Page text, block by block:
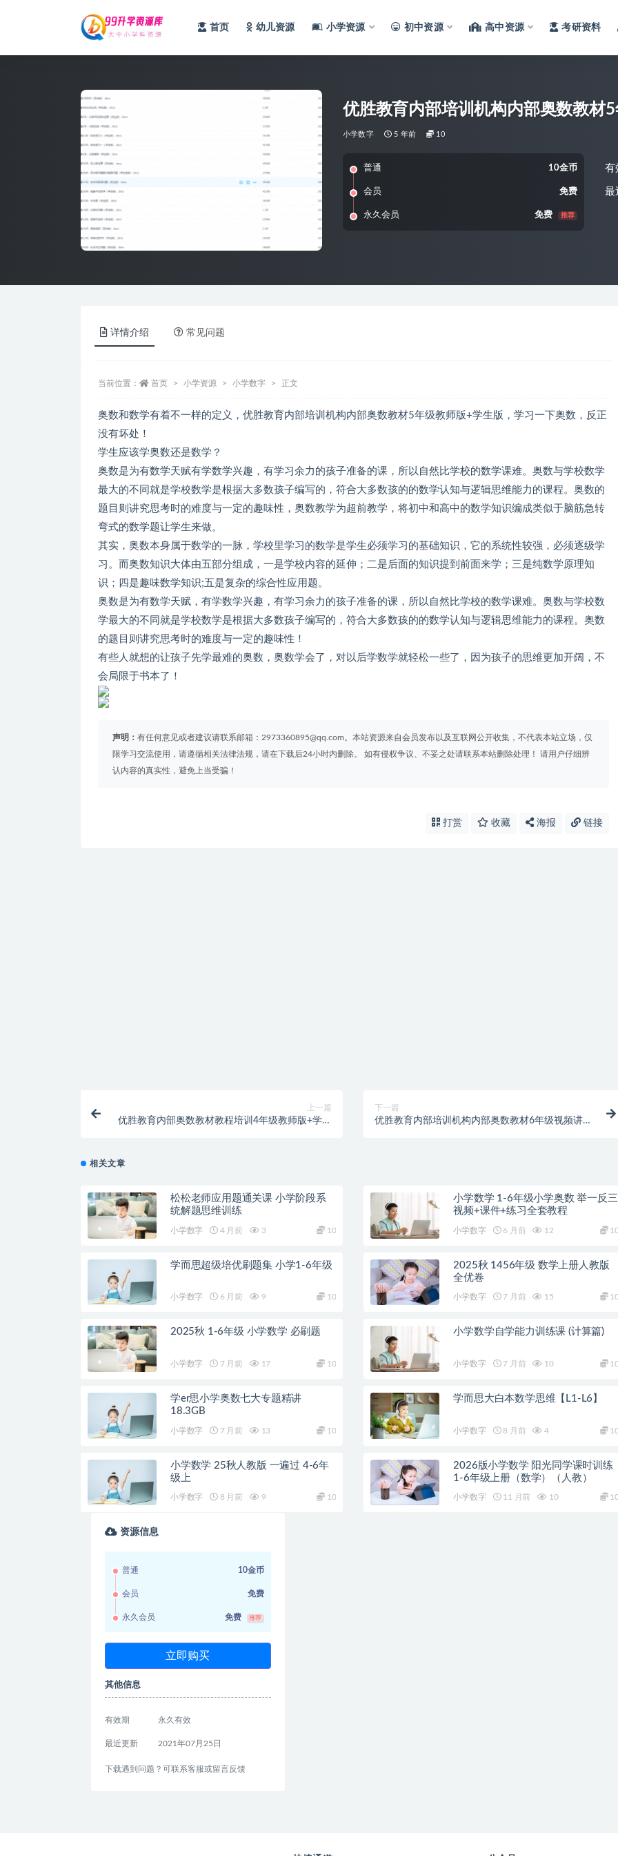
首页 幼儿资源 小学资源 初中资源 高中资源 考研资料
优胜教育内部培训机构内部奥数教材
小学数字 5 年前 10
普通 10金币
会员 免费
永久会员 免费 推荐
有
最
详情介绍 常见问题
当前位置： 首页 小学资源 小学数字 正文
奥数和数学有着不一样的定义，优胜教育内部培训机构内部奥数教材5年级教师版+学生版，学习一下奥数，反正
没有坏处！
学生应该学奥数还是数学？
奥数是为有数学天赋有学数学兴趣，有学习余力的孩子准备的课，所以自然比学校的数学课难。奥数与学校数学
最大的不同就是学校数学是根据大多数孩子编写的，符合大多数孩的的数学认知与逻辑思维能力的课程。奥数的
题目则讲究思考时的难度与一定的趣味性，奥数教学为超前教学，将初中和高中的数学知识编成类似于脑筋急转
弯式的数学题让学生来做。
其实，奥数本身属于数学的一脉，学校里学习的数学是学生必须学习的基础知识，它的系统性较强，必须逐级学
习。而奥数知识大体由五部分组成，一是学校内容的延伸；二是后面的知识提到前面来学；三是纯数学原理知
识；四是趣味数学知识;五是复杂的综合性应用题。
奥数是为有数学天赋，有学数学兴趣，有学习余力的孩子准备的课，所以自然比学校的数学课难。奥数与学校数
学最大的不同就是学校数学是根据大多数孩子编写的，符合大多数孩的的数学认知与逻辑思维能力的课程。奥数
的题目则讲究思考时的难度与一定的趣味性！
有些人就想的让孩子先学最难的奥数，奥数学会了，对以后学数学就轻松一些了，因为孩子的思维更加开阔，不
会局限于书本了！
声明： 有任何意见或者建议请联系邮箱：2973360895@qq.com。本站资源来自会员发布以及互联网公开收集，不代表本站立场，仅
限学习交流使用，请遵循相关法律法规，请在下载后24小时内删除。 如有侵权争议、不妥之处请联系本站删除处理！ 请用户仔细辨
认内容的真实性，避免上当受骗！
打赏 收藏 海报 链接
上一篇
优胜教育内部奥数教材教程培训4年级教师版+学生
下一篇
优胜教育内部培训机构内部奥数教材6年级视频讲解
相关文章
松松老师应用题通关课 小学阶段系
统解题思维训练
小学数字 4 月前 3 10
小学数学 1-6年级小学奥数 举一反三
视频+课件+练习全套教程
小学数字 6 月前 12
学而思超级培优刷题集 小学1-6年级
小学数字 6 月前 9 10
2025秋 1456年级 数学上册人教版
全优卷
小学数字 7 月前 15
2025秋 1-6年级 小学数学 必刷题
小学数字 7 月前 17 10
小学数学自学能力训练课 (计算篇)
小学数字 7 月前 10
学er思小学奥数七大专题精讲
18.3GB
小学数字 7 月前 13 10
学而思大白本数学思维【L1-L6】
小学数字 8 月前 4
小学数学 25秋人教版 一遍过 4-6年
级上
小学数字 8 月前 9 10
2026版小学数学 阳光同学课时训练
1-6年级上册（数学）（人教）
小学数字 11 月前 10
资源信息
普通 10金币
会员 免费
永久会员 免费 推荐
立即购买
其他信息
有效期 永久有效
最近更新 2021年07月25日
下载遇到问题？可联系客服或留言反馈